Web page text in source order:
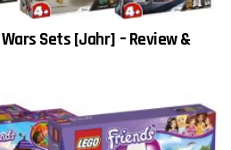
Wars Sets [Jahr] – Review &